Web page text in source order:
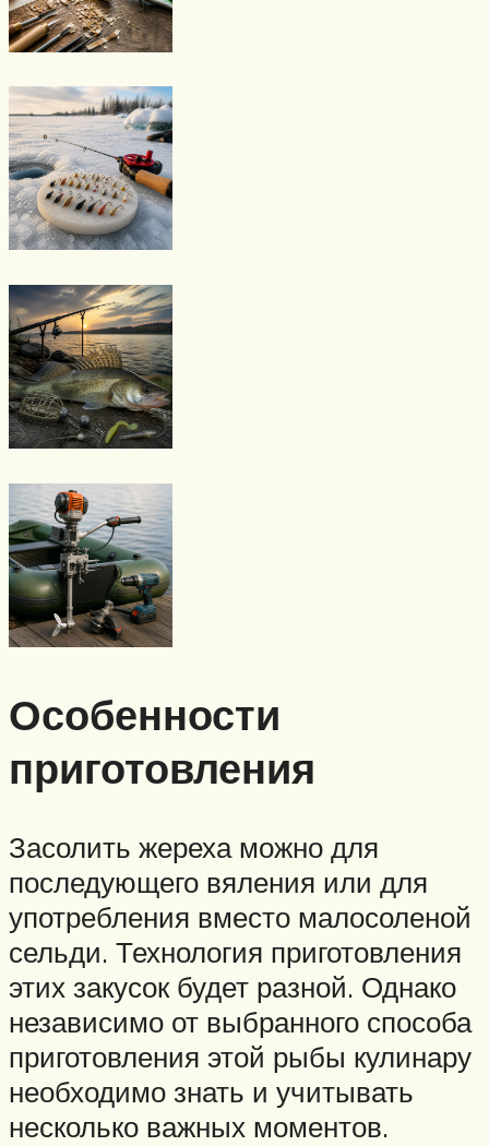
Особенности
приготовления
Засолить жереха можно для
последующего вяления или для
употребления вместо малосоленой
сельди. Технология приготовления
этих закусок будет разной. Однако
независимо от выбранного способа
приготовления этой рыбы кулинару
необходимо знать и учитывать
несколько важных моментов.